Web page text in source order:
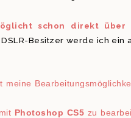
schon direkt über
Besitzer werde ich ein
meine
Photoshop CS5 zu